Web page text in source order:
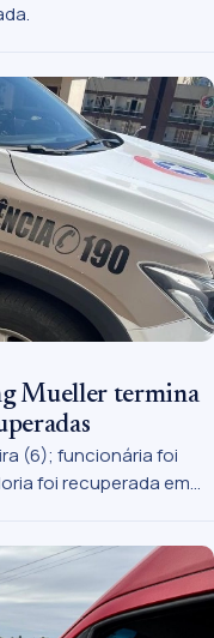
Mueller termina
(6); funcionária foi
foi recuperada em